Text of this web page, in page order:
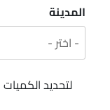
المدينة
لتحديد